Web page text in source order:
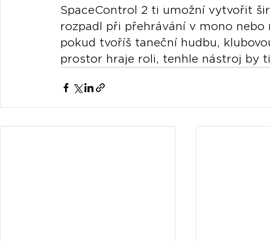
SpaceControl 2 ti umožní vytvořit
rozpadl při přehrávání v mono
pokud tvoříš taneční hudbu,
prostor hraje roli, tenhle nástroj by